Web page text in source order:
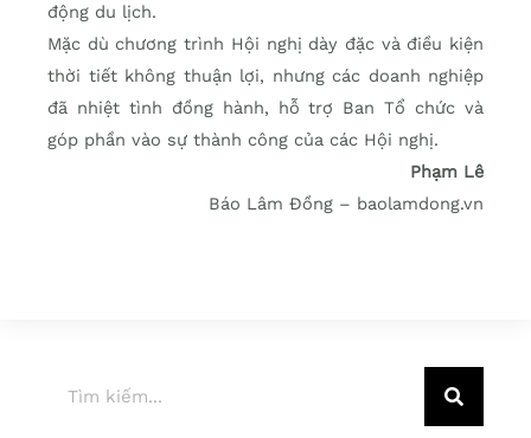
động du lịch.
Mặc dù chương trình Hội nghị dày đặc và điều kiện
thời tiết không thuận lợi, nhưng các doanh nghiệp
đã nhiệt tình đồng hành, hỗ trợ Ban Tổ chức và
góp phần vào sự thành công của các Hội nghị.
Phạm Lê
Báo Lâm Đồng – baolamdong.vn